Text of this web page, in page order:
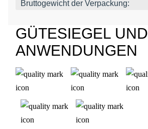
Bruttogewicht der Verpackung:
GÜTESIEGEL UND
ANWENDUNGEN